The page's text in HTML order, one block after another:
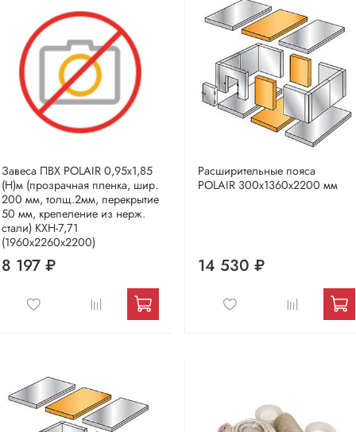
Завеса ПВХ POLAIR 0,95х1,85
(Н)м (прозрачная пленка, шир.
200 мм, толщ.2мм, перекрытие
50 мм, крепеление из нерж.
стали) КХН-7,71
(1960х2260х2200)
8 197 ₽
Расширительные пояса
POLAIR 300х1360х2200 мм
14 530 ₽